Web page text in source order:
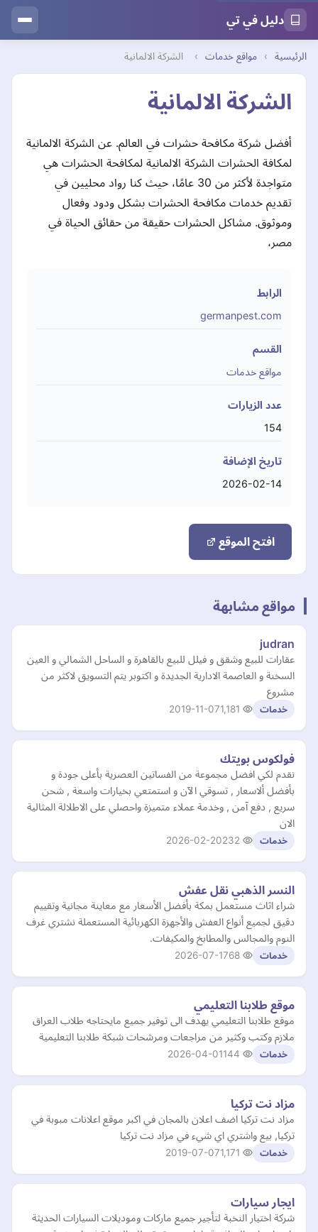
دليل في تي
الرئيسية › مواقع خدمات › الشركة الالمانية
الشركة الالمانية
أفضل شركة مكافحة حشرات في العالم. عن الشركة الالمانية
لمكافة الحشرات الشركة الالمانية لمكافحة الحشرات هي
متواجدة لأكثر من 30 عامًا، حيث كنا رواد محليين في
تقديم خدمات مكافحة الحشرات بشكل ودود وفعال
وموثوق. مشاكل الحشرات حقيقة من حقائق الحياة في
مصر،
الرابط
germanpest.com
القسم
مواقع خدمات
عدد الزيارات
154
تاريخ الإضافة
2026-02-14
افتح الموقع
مواقع مشابهة
judran
عقارات للبيع وشقق و فيلل للبيع بالقاهرة و الساحل الشمالي و العين
السخنة و العاصمة الادارية الجديدة و اكتوبر يتم التسويق لاكثر من
مشروع
خدمات 2019-11-07
فولكوس بويتك
نقدم لكي افضل مجموعة من الفساتين العصرية بأعلى جودة و
بأفضل ألاسعار , تسوقي الآن و استمتعي بخيارات واسعة , شحن
سريع , دفع آمن , وخدمة عملاء متميزة واحصلي على الاطلالة المثالية
الان
خدمات 2026-02-20
النسر الذهبي نقل عفش
شراء اثاث مستعمل بمكة بأفضل الأسعار مع معاينة مجانية وتقييم
دقيق لجميع أنواع العفش والأجهزة الكهربائية المستعملة نشتري غرف
النوم والمجالس والمطابخ والمكيفات.
خدمات 2026-07-17
موقع طلابنا التعليمي
موقع طلابنا التعليمي يهدف الى توفير جميع مايحتاجه طلاب العراق
ملازم وكتب وكثير من مراجعات ومرشحات شبكة طلابنا التعليمية
خدمات 2026-04-01
مزاد نت تركيا
مزاد نت تركيا اضف اعلان بالمجان في اكبر موقع اعلانات مبوبة في
تركيا, بيع واشتري اي شيء في مزاد نت تركيا
خدمات 2019-07-07
ايجار سيارات
شركة اختيار النخبة لتأجير جميع ماركات وموديلات السيارات الحديثة